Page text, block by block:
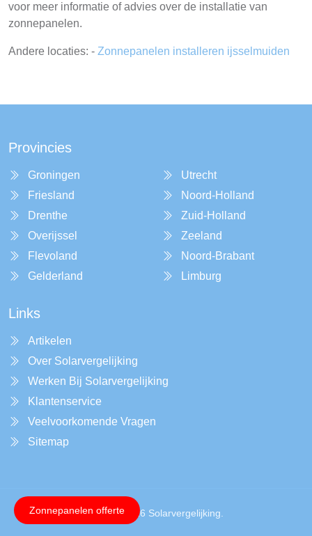
voor meer informatie of advies over de installatie van
zonnepanelen.
Andere locaties: - Zonnepanelen installeren ijsselmuiden
Provincies
Groningen
Friesland
Drenthe
Overijssel
Flevoland
Gelderland
Utrecht
Noord-Holland
Zuid-Holland
Zeeland
Noord-Brabant
Limburg
Links
Artikelen
Over Solarvergelijking
Werken Bij Solarvergelijking
Klantenservice
Veelvoorkomende Vragen
Sitemap
Copyright © 2026 Solarvergelijking.
Zonnepanelen offerte